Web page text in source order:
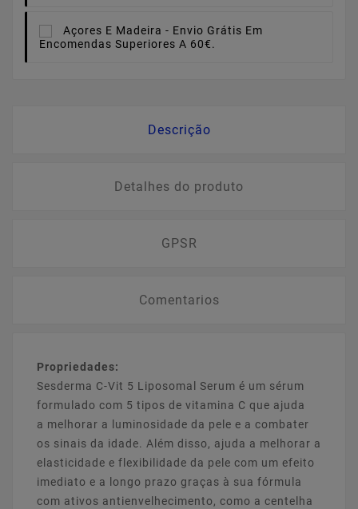
Açores E Madeira - Envio Grátis Em
Encomendas Superiores A 60€.
Descrição
Detalhes do produto
GPSR
Comentarios
Propriedades:
Sesderma C-Vit 5 Liposomal Serum é um sérum
formulado com 5 tipos de vitamina C que ajuda
a melhorar a luminosidade da pele e a combater
os sinais da idade. Além disso, ajuda a melhorar a
elasticidade e flexibilidade da pele com um efeito
imediato e a longo prazo graças à sua fórmula
com ativos antienvelhecimento, como a centelha